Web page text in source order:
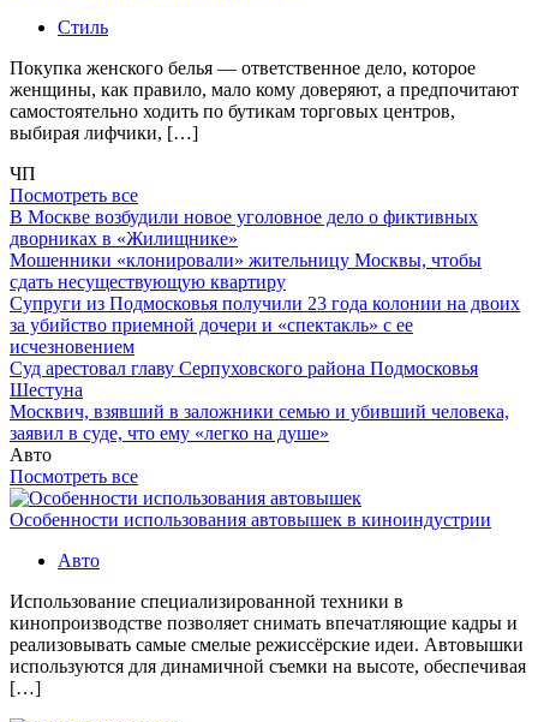
Стиль
Покупка женского белья — ответственное дело, которое
женщины, как правило, мало кому доверяют, а предпочитают
самостоятельно ходить по бутикам торговых центров,
выбирая лифчики, […]
ЧП
Посмотреть все
В Москве возбудили новое уголовное дело о фиктивных
дворниках в «Жилищнике»
Мошенники «клонировали» жительницу Москвы, чтобы
сдать несуществующую квартиру
Супруги из Подмосковья получили 23 года колонии на двоих
за убийство приемной дочери и «спектакль» с ее
исчезновением
Суд арестовал главу Серпуховского района Подмосковья
Шестуна
Москвич, взявший в заложники семью и убивший человека,
заявил в суде, что ему «легко на душе»
Авто
Посмотреть все
Особенности использования автовышек в киноиндустрии
Авто
Использование специализированной техники в
кинопроизводстве позволяет снимать впечатляющие кадры и
реализовывать самые смелые режиссёрские идеи. Автовышки
используются для динамичной съемки на высоте, обеспечивая
[…]